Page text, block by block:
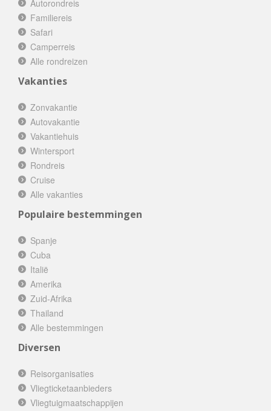
Autorondreis
Familiereis
Safari
Camperreis
Alle rondreizen
Vakanties
Zonvakantie
Autovakantie
Vakantiehuis
Wintersport
Rondreis
Cruise
Alle vakanties
Populaire bestemmingen
Spanje
Cuba
Italië
Amerika
Zuid-Afrika
Thailand
Alle bestemmingen
Diversen
Reisorganisaties
Vliegticketaanbieders
Vliegtuigmaatschappijen